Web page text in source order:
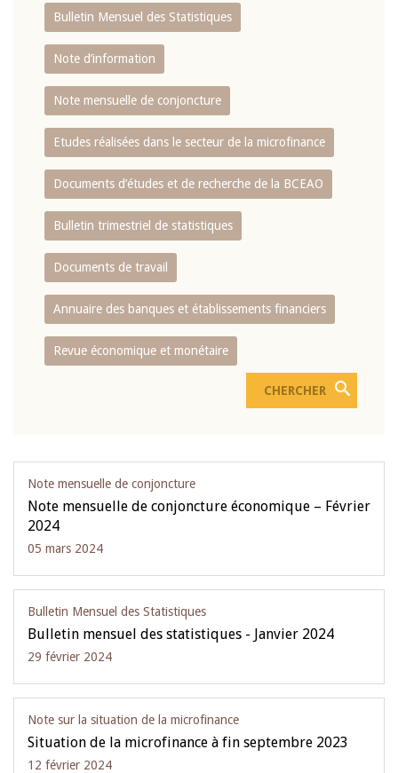
Bulletin Mensuel des Statistiques
Note d’information
Note mensuelle de conjoncture
Etudes réalisées dans le secteur de la microfinance
Documents d’études et de recherche de la BCEAO
Bulletin trimestriel de statistiques
Documents de travail
Annuaire des banques et établissements financiers
Revue économique et monétaire
Note mensuelle de conjoncture
Note mensuelle de conjoncture économique – Février
2024
05 mars 2024
Bulletin Mensuel des Statistiques
Bulletin mensuel des statistiques - Janvier 2024
29 février 2024
Note sur la situation de la microfinance
Situation de la microfinance à fin septembre 2023
12 février 2024